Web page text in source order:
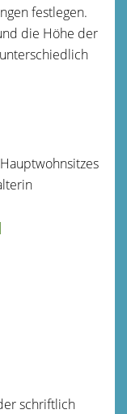
festlegen.
die Höhe der
schriftlich